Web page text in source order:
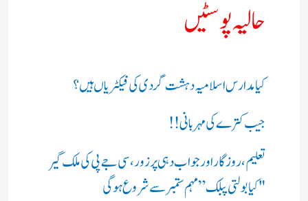
حالیہ پوسٹیں
کیا مدارس اسلامیہ دہشت گردی کی فیکٹریاں ہیں؟
جیب کترے کی مہربانی !!
تعلیم، روزگار اور جواب دہی پر زور، سی جے پی کی ملک گیر
"کیا بولتی پبلک” مہم ستمبر سے شروع ہوگی